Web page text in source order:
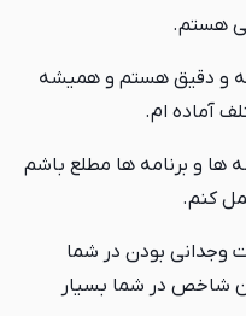
هستم.
و دقیق هستم و همیشه
آماده ام.
ها و برنامه ها مطلع باشم
کنم.
وجدانی بودن در شما
شاخص در شما بسیار